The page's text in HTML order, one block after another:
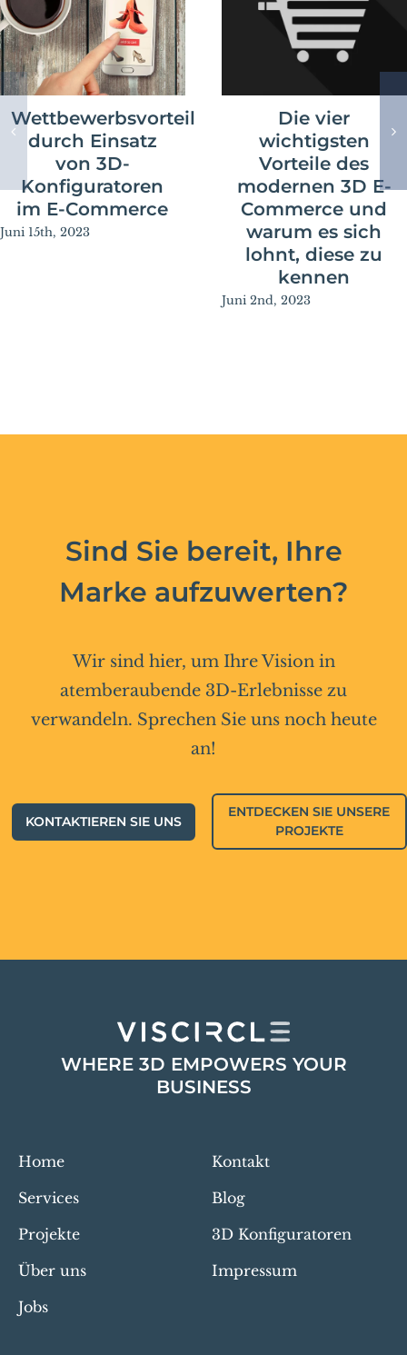
Wettbewerbsvorteil
durch Einsatz
von 3D-
Konfiguratoren
im E-Commerce
Juni 15th, 2023
Die vier
wichtigsten
Vorteile des
modernen 3D E-
Commerce und
warum es sich
lohnt, diese zu
kennen
Juni 2nd, 2023
Sind Sie bereit, Ihre
Marke aufzuwerten?
Wir sind hier, um Ihre Vision in
atemberaubende 3D-Erlebnisse zu
verwandeln. Sprechen Sie uns noch heute
an!
KONTAKTIEREN SIE UNS
ENTDECKEN SIE UNSERE
PROJEKTE
WHERE 3D EMPOWERS YOUR
BUSINESS
Home
Services
Projekte
Über uns
Jobs
Kontakt
Blog
3D Konfiguratoren
Impressum